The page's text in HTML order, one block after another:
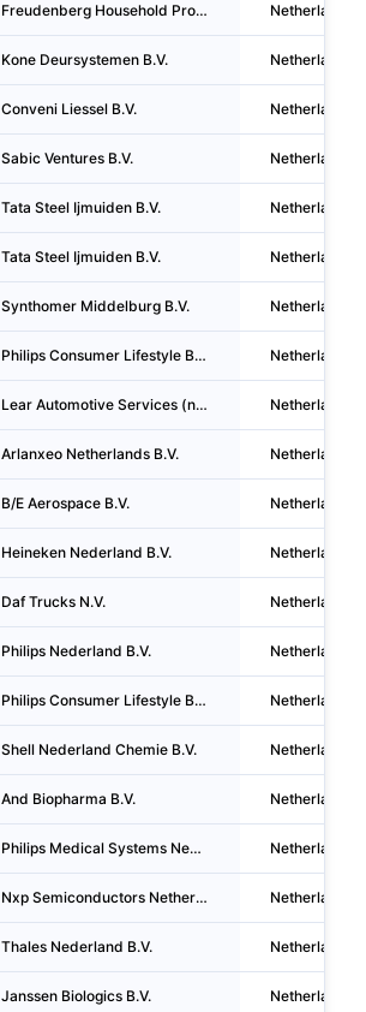
Freudenberg Household Products B.V. Netherlands
Kone Deursystemen B.V. Netherlands
Conveni Liessel B.V. Netherlands
Sabic Ventures B.V. Netherlands
Tata Steel Ijmuiden B.V. Netherlands
Tata Steel Ijmuiden B.V. Netherlands
Synthomer Middelburg B.V. Netherlands
Philips Consumer Lifestyle B.V. Netherlands
Lear Automotive Services (netherlands) B.V. Netherlands
Arlanxeo Netherlands B.V. Netherlands
B/E Aerospace B.V. Netherlands
Heineken Nederland B.V. Netherlands
Daf Trucks N.V. Netherlands
Philips Nederland B.V. Netherlands
Philips Consumer Lifestyle B.V. Netherlands
Shell Nederland Chemie B.V. Netherlands
And Biopharma B.V. Netherlands
Philips Medical Systems Nederland B.V. Netherlands
Nxp Semiconductors Netherlands B.V. Netherlands
Thales Nederland B.V. Netherlands
Janssen Biologics B.V. Netherlands